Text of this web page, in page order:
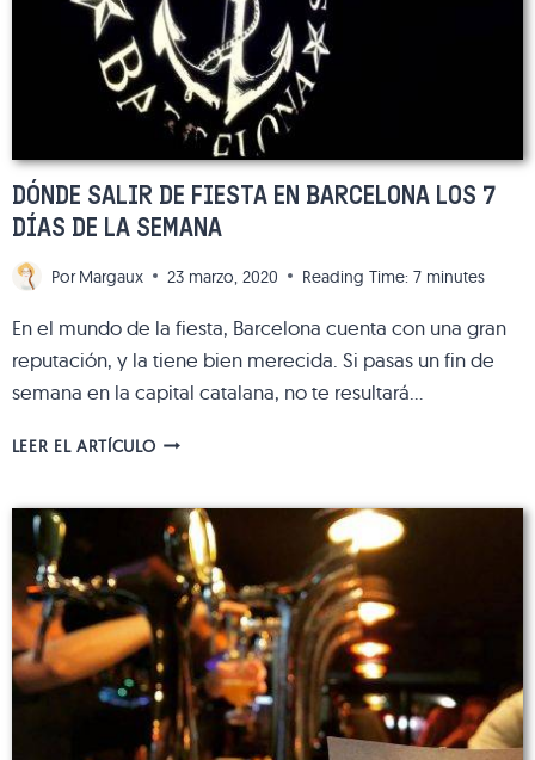
PERDER
DÓNDE SALIR DE FIESTA EN BARCELONA LOS 7
DÍAS DE LA SEMANA
Por Margaux 23 marzo, 2020 Reading Time: 7 minutes
En el mundo de la fiesta, Barcelona cuenta con una gran
reputación, y la tiene bien merecida. Si pasas un fin de
semana en la capital catalana, no te resultará…
LEER EL ARTÍCULODÓNDE
FIESTA
EN
BARCELONA
LOS
DÍAS
DE
LA
SEMANA